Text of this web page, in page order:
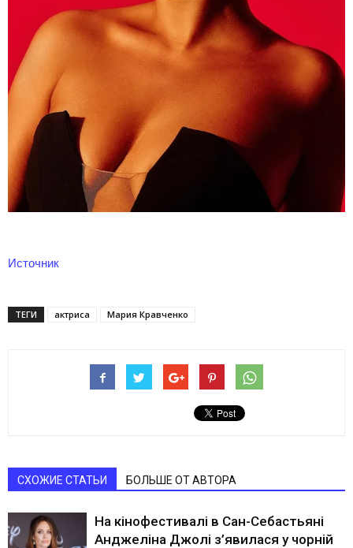
Источник
ТЕГИ актриса Мария Кравченко
СХОЖИЕ СТАТЬИ БОЛЬШЕ ОТ АВТОРА
На кінофестивалі в Сан-Себастьяні
Анджеліна Джолі з’явилася у чорній